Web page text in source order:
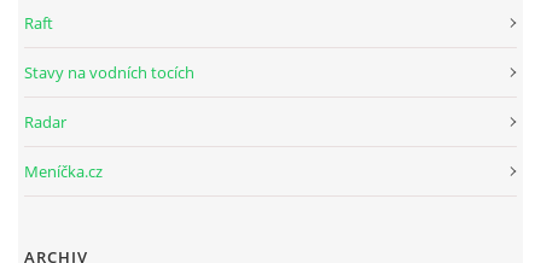
Raft
Stavy na vodních tocích
Radar
Meníčka.cz
ARCHIV